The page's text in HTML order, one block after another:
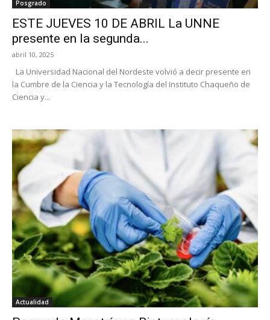
Posgrado
ESTE JUEVES 10 DE ABRIL La UNNE
presente en la segunda...
abril 10, 2025
La Universidad Nacional del Nordeste volvió a decir presente en
la Cumbre de la Ciencia y la Tecnología del Instituto Chaqueño de
Ciencia y...
Actualidad